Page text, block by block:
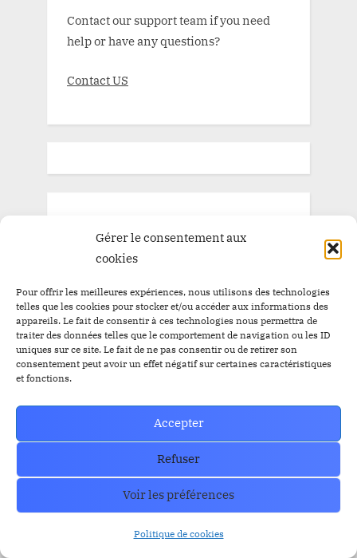
Gérer le consentement aux
cookies
Pour offrir les meilleures expériences, nous utilisons des technologies
telles que les cookies pour stocker et/ou accéder aux informations des
appareils. Le fait de consentir à ces technologies nous permettra de
traiter des données telles que le comportement de navigation ou les ID
uniques sur ce site. Le fait de ne pas consentir ou de retirer son
consentement peut avoir un effet négatif sur certaines caractéristiques
et fonctions.
Accepter
Refuser
Voir les préférences
Politique de cookies
Contact our support team if you need
help or have any questions?
Contact US